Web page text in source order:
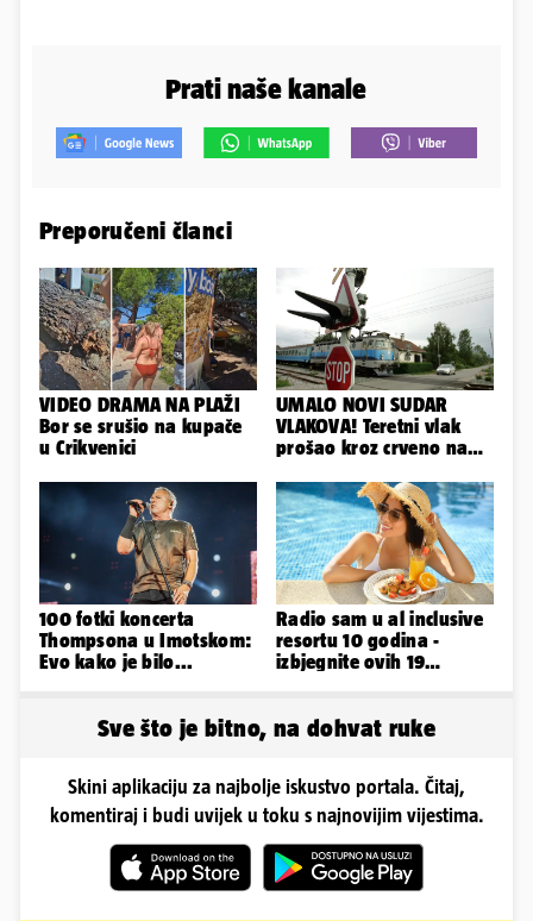
Prati naše kanale
Preporučeni članci
VIDEO DRAMA NA PLAŽI
Bor se srušio na kupače
u Crikvenici
UMALO NOVI SUDAR
VLAKOVA! Teretni vlak
prošao kroz crveno na
100 fotki koncerta
Thompsona u Imotskom:
Evo kako je bilo...
Radio sam u al inclusive
resortu 10 godina -
izbjegnite ovih 19
Sve što je bitno, na dohvat ruke
Skini aplikaciju za najbolje iskustvo portala. Čitaj,
komentiraj i budi uvijek u toku s najnovijim vijestima.